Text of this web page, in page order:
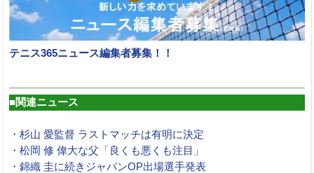
テニス365ニュース編集者募集！！
■関連ニュース
・杉山 愛監督 ラストマッチは有明に決定
・松岡 修 偉大な父「良くも悪くも注目」
・錦織 圭に続きジャパンOP出場選手発表